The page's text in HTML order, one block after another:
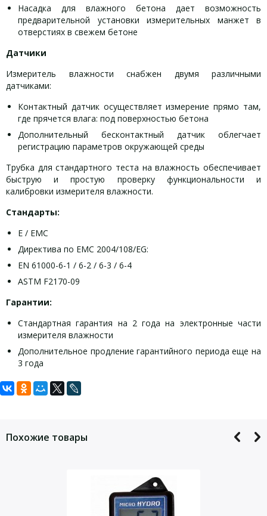
Насадка для влажного бетона дает возможность
предварительной установки измерительных манжет в
отверстиях в свежем бетоне
Датчики
Измеритель влажности снабжен двумя различными
датчиками:
Контактный датчик осуществляет измерение прямо там,
где прячется влага: под поверхностью бетона
Дополнительный бесконтактный датчик облегчает
регистрацию параметров окружающей среды
Трубка для стандартного теста на влажность обеспечивает
быструю и простую проверку функциональности и
калибровки измерителя влажности.
Стандарты:
E / ЕМС
Директива по ЕМС 2004/108/EG:
EN 61000-6-1 / 6-2 / 6-3 / 6-4
ASTM F2170-09
Гарантии:
Стандартная гарантия на 2 года на электронные части
измерителя влажности
Дополнительное продление гарантийного периода еще на
3 года
Измеритель влажности бетона Hygropin
Дисплей измерителя влажности
Часы реального времени
Психометрические калькуляции
Задать вопрос
Похожие товары